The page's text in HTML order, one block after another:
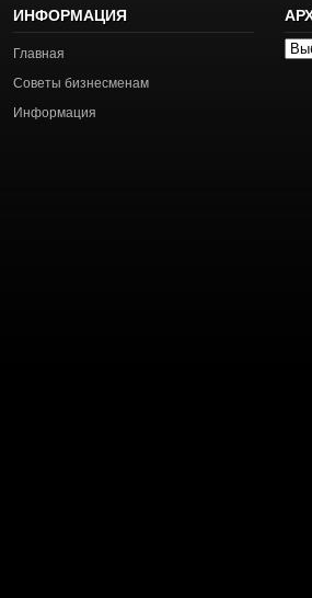
ИНФОРМАЦИЯ
Главная
Советы бизнесменам
Информация